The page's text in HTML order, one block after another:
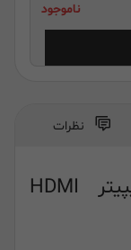
ناموجود
مشخصات کلی اکستندر ریپیتر HDMI